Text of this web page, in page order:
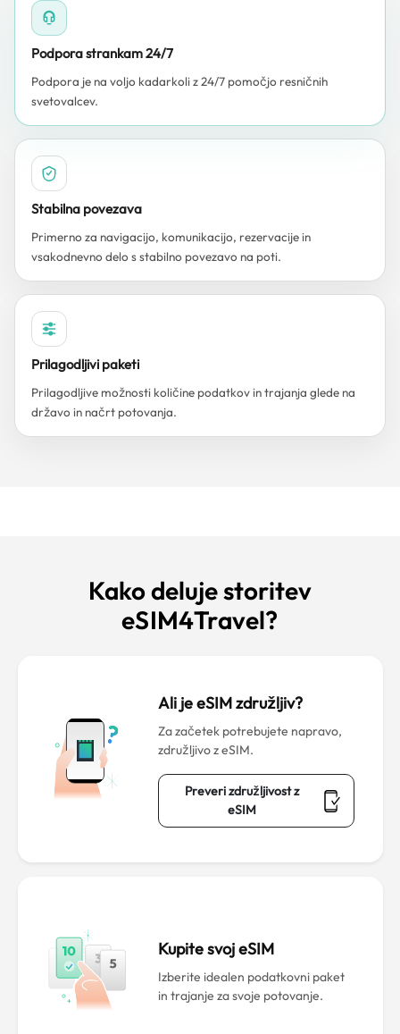
Podpora strankam 24/7
Podpora je na voljo kadarkoli z 24/7 pomočjo resničnih
svetovalcev.
Stabilna povezava
Primerno za navigacijo, komunikacijo, rezervacije in
vsakodnevno delo s stabilno povezavo na poti.
Prilagodljivi paketi
Prilagodljive možnosti količine podatkov in trajanja glede na
državo in načrt potovanja.
Kako deluje storitev
eSIM4Travel?
Ali je eSIM združljiv?
Za začetek potrebujete napravo,
združljivo z eSIM.
Preveri združljivost z
eSIM
Kupite svoj eSIM
Izberite idealen podatkovni paket
in trajanje za svoje potovanje.